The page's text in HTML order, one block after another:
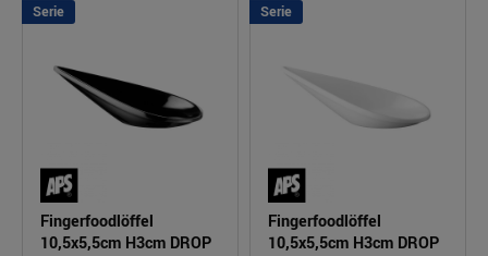
Serie
Fingerfoodlöffel
10,5x5,5cm H3cm DROP
Serie
Fingerfoodlöffel
10,5x5,5cm H3cm DROP